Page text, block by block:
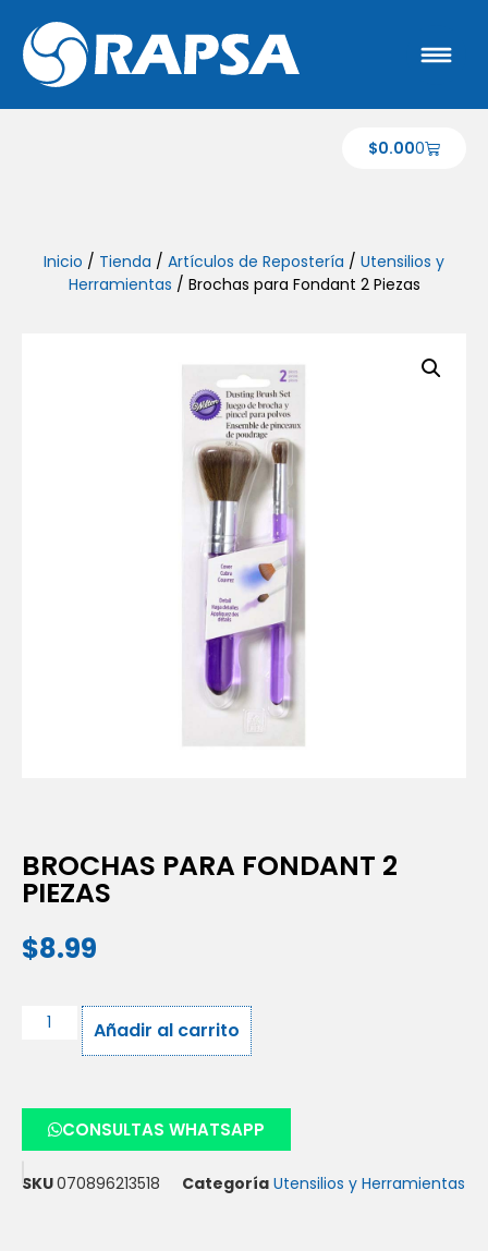
$0.000
Inicio / Tienda / Artículos de Repostería / Utensilios y
Herramientas / Brochas para Fondant 2 Piezas
BROCHAS PARA FONDANT 2
PIEZAS
$8.99
Añadir al carrito
CONSULTAS WHATSAPP
SKU070896213518 Categoría Utensilios y Herramientas